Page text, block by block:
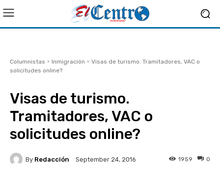
Columnistas Inmigración
Visas de turismo. Tramitadores, VAC o
solicitudes online?
Visas de turismo.
Tramitadores, VAC o
solicitudes online?
By Redacción September 24, 2016 0
1959